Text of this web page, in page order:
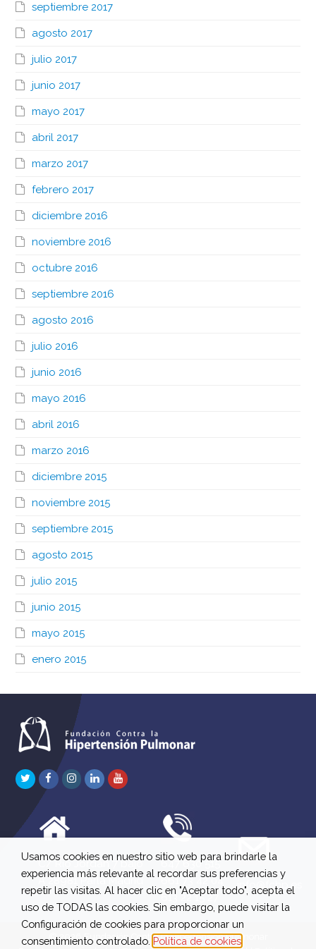
septiembre 2017
agosto 2017
julio 2017
junio 2017
mayo 2017
abril 2017
marzo 2017
febrero 2017
diciembre 2016
noviembre 2016
octubre 2016
septiembre 2016
agosto 2016
julio 2016
junio 2016
mayo 2016
abril 2016
marzo 2016
diciembre 2015
noviembre 2015
septiembre 2015
agosto 2015
julio 2015
junio 2015
mayo 2015
enero 2015
TwitterFacebook
Instagram
LinkedInYoutube
C/ Río Jordán 7 bajo
A 28981 Parla Madrid
647 630 515
661 73 42 04
613 22 15 27
info@fchp.es
© 2026 Fundación Contra la Hipertensión Pulmonar
Usamos cookies en nuestro sitio web para brindarle la
experiencia más relevante al recordar sus preferencias y
repetir las visitas. Al hacer clic en "Aceptar todo", acepta el
uso de TODAS las cookies. Sin embargo, puede visitar la
Configuración de cookies para proporcionar un
consentimiento controlado. Política de cookies